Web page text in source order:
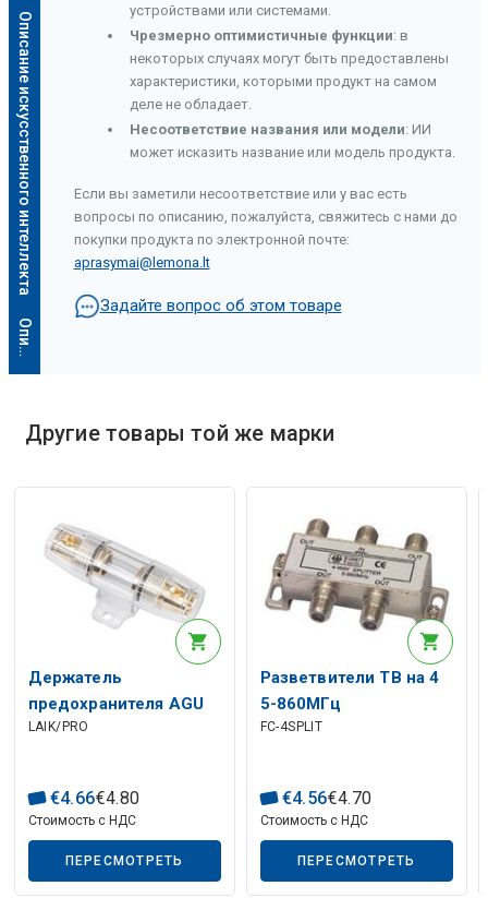
Описание искусственного интеллекта
О
п
и
с
а
н
и
е
и
с
к
у
с
с
т
в
е
н
н
о
г
о
и
н
т
е
л
л
е
к
т
а
Описание искусственного интеллекта
устройствами или системами.
Чрезмерно оптимистичные функции: в
некоторых случаях могут быть предоставлены
характеристики, которыми продукт на самом
деле не обладает.
Несоответствие названия или модели: ИИ
может исказить название или модель продукта.
Если вы заметили несоответствие или у вас есть
вопросы по описанию, пожалуйста, свяжитесь с нами до
покупки продукта по электронной почте:
aprasymai@lemona.lt
Задайте вопрос об этом товаре
Другие товары той же марки
Держатель
предохранителя AGU
для кабеля 16 мм²
LAIK/PRO
€4.66€4.80
Стоимость с НДС
ПЕРЕСМОТРЕТЬ
Разветвители ТВ на 4
5-860МГц
FC-4SPLIT
€4.56€4.70
Стоимость с НДС
ПЕРЕСМОТРЕТЬ